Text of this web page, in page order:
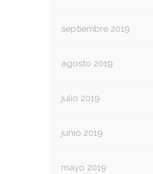
septiembre 2019
agosto 2019
julio 2019
junio 2019
mayo 2019